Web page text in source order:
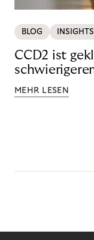
BLOG INSIGHTS
CCD2 ist
MEHR LESEN